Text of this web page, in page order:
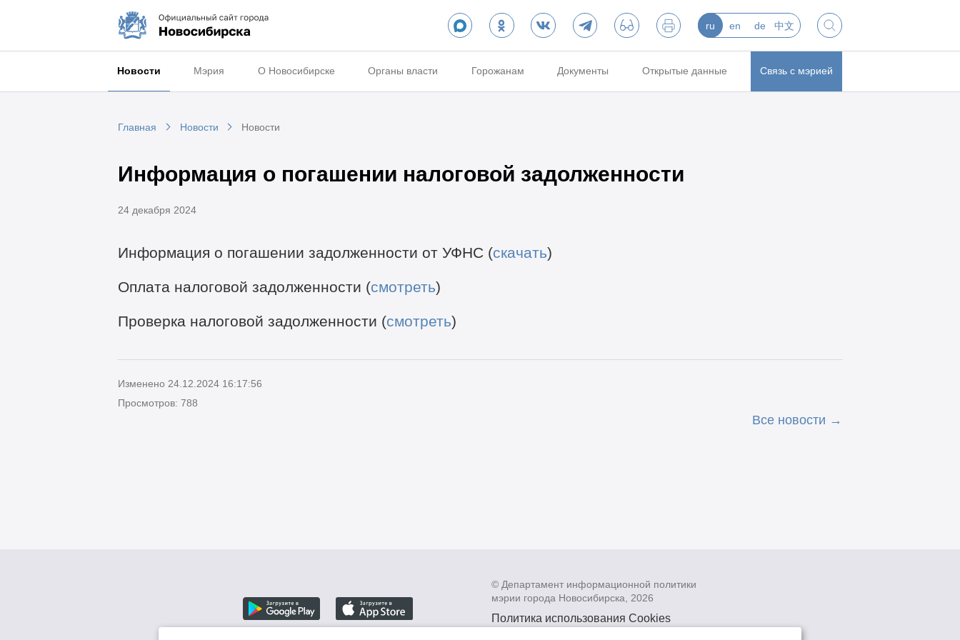
ru en de 中文
Новости Мэрия О Новосибирске Органы власти Горожанам Документы Открытые данные Связь с мэрией
Главная Новости Новости
Информация о погашении налоговой задолженности
24 декабря 2024
Информация о погашении задолженности от УФНС (скачать)
Оплата налоговой задолженности (смотреть)
Проверка налоговой задолженности (смотреть)
Изменено 24.12.2024 16:17:56
Просмотров: 788
Все новости
© Департамент информационной политики
мэрии города Новосибирска, 2026
Политика использования Cookies